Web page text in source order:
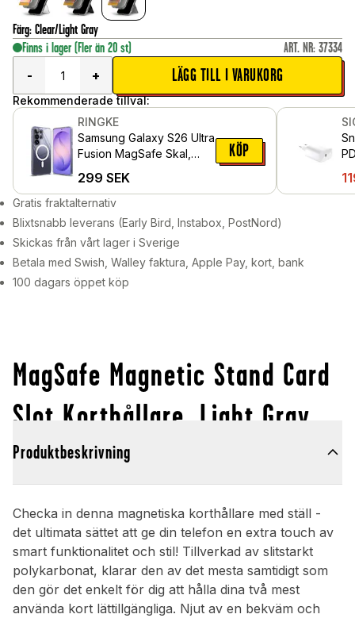
Färg: Clear/Light Gray
Finns i lager (Fler än 20 st) ART. NR: 37334
-
+ LÄGG TILL I VARUKORG
Rekommenderade tillval:
RINGKE
Samsung Galaxy S26 Ultra
Fusion MagSafe Skal,
299 SEK
KÖP
Gratis fraktalternativ
Blixtsnabb leverans (Early Bird, Instabox, PostNord)
Skickas från vårt lager i Sverige
Betala med Swish, Walley faktura, Apple Pay, kort, bank
100 dagars öppet köp
MagSafe Magnetic Stand Card
Slot Korthållare, Light Gray
Produktbeskrivning
Checka in denna magnetiska korthållare med ställ -
det ultimata sättet att ge din telefon en extra touch av
smart funktionalitet och stil! Tillverkad av slitstarkt
polykarbonat, klarar den av det mesta samtidigt som
den gör det enkelt för dig att hålla dina två mest
använda kort lättillgängliga. Njut av en bekväm och